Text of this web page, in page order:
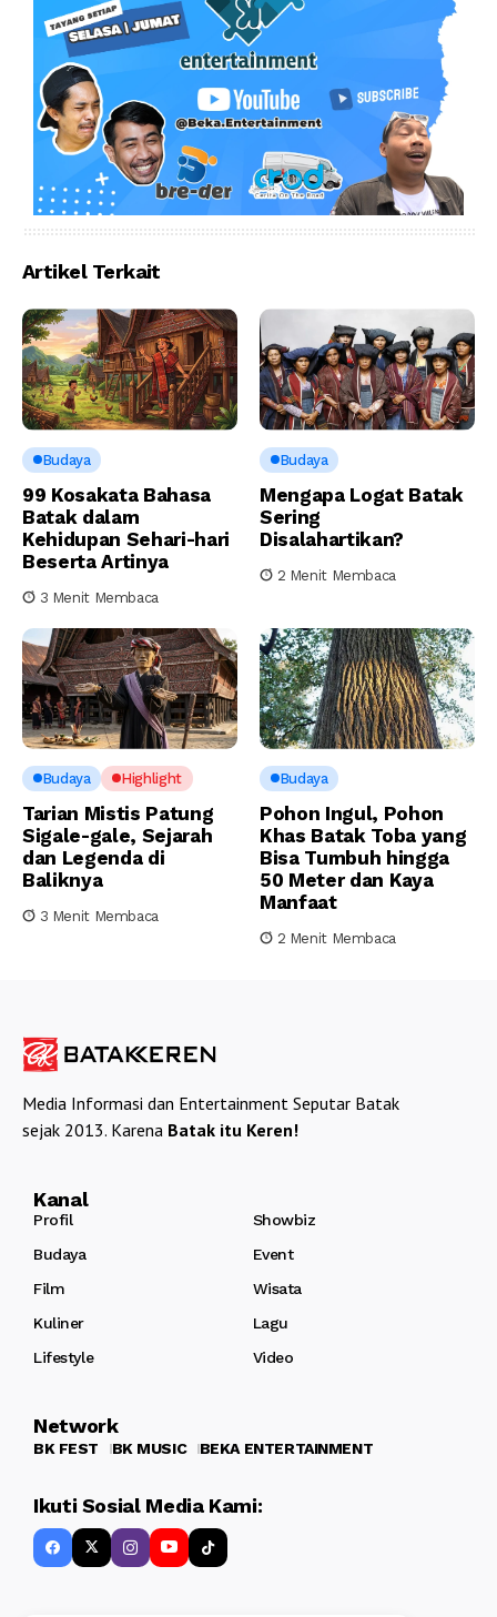
Artikel Terkait
Budaya
99 Kosakata Bahasa
Batak dalam
Kehidupan Sehari-hari
Beserta Artinya
3 Menit Membaca
Budaya
Mengapa Logat Batak
Sering
Disalahartikan?
2 Menit Membaca
Budaya Highlight
Tarian Mistis Patung
Sigale-gale, Sejarah
dan Legenda di
Baliknya
3 Menit Membaca
Budaya
Pohon Ingul, Pohon
Khas Batak Toba yang
Bisa Tumbuh hingga
50 Meter dan Kaya
Manfaat
2 Menit Membaca
Media Informasi dan Entertainment Seputar Batak
sejak 2013. Karena Batak itu Keren!
Kanal
Profil
Showbiz
Budaya
Event
Film
Wisata
Kuliner
Lagu
Lifestyle
Video
Network
BK FEST BK MUSIC BEKA ENTERTAINMENT
Ikuti Sosial Media Kami: